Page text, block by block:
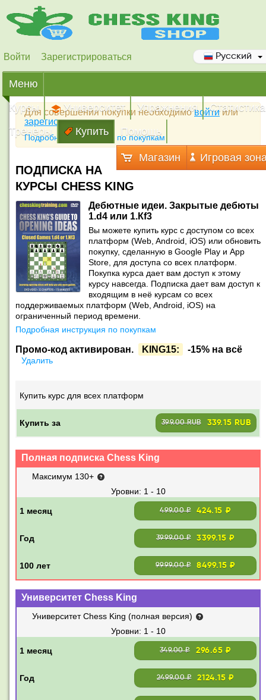
Войти Зарегистрироваться Русский
Меню
Курсы
Университет Упражнения
Статистика
Тренеры
Купить Помощь
Магазин Игровая
Для совершения покупки необходимовойтиили
зарегистрироваться
Подробная инструкция по покупкам
ПОДПИСКА НА
КУРСЫ CHESS KING
Дебютные идеи. Закрытые дебюты
1.d4 или 1.Кf3
Вы можете купить курс с доступом со всех
платформ (Web, Android, iOS) или обновить
покупку, сделанную в Google Play и App
Store, для доступа со всех платформ.
Покупка курса дает вам доступ к этому
курсу навсегда. Подписка дает вам доступ к
входящим в неё курсам со всех
поддерживаемых платформ (Web, Android, iOS) на
ограниченный период времени.
Подробная инструкция по покупкам
Промо-код активирован. KING15: -15% на всё
Удалить
Купить курс для всех платформ
Купить за 399.00 RUB 339.15 RUB
Полная подписка Chess King
Максимум 130+
1 - 10
499.00 ₽ 424.15 ₽
3999.00 ₽ 3399.15 ₽
9999.00 ₽ 8499.15 ₽
Университет Chess King
Университет Chess King (полная версия)
1 - 10
349.00 ₽ 296.65 ₽
2499.00 ₽ 2124.15 ₽